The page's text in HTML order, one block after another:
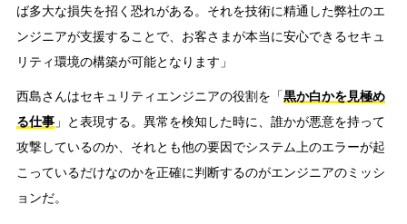
ば多大な損失を招く恐れがある。それを技術に精通した弊社のエ
ンジニアが支援することで、お客さまが本当に安心できるセキュ
リティ環境の構築が可能となります」
西島さんはセキュリティエンジニアの役割を「黒か白かを見極め
る仕事」と表現する。異常を検知した時に、誰かが悪意を持って
攻撃しているのか、それとも他の要因でシステム上のエラーが起
こっているだけなのかを正確に判断するのがエンジニアのミッシ
ョンだ。